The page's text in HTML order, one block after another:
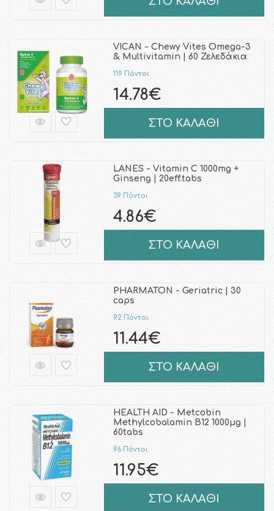
VICAN - Chewy Vites Omega-3
& Multivitamin | 60 Ζελεδάκια
119 Πόντοι
14.78€
ΣΤΟ ΚΑΛΑΘΙ
LANES - Vitamin C 1000mg +
Ginseng | 20eff.tabs
39 Πόντοι
4.86€
ΣΤΟ ΚΑΛΑΘΙ
PHARMATON - Geriatric | 30
caps
92 Πόντοι
11.44€
ΣΤΟ ΚΑΛΑΘΙ
HEALTH AID - Metcobin
Methylcobalamin B12 1000μg |
60tabs
96 Πόντοι
11.95€
ΣΤΟ ΚΑΛΑΘΙ